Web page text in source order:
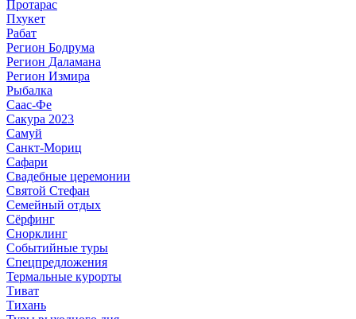
Протарас
Пхукет
Рабат
Регион Бодрума
Регион Даламана
Регион Измира
Рыбалка
Саас-Фе
Сакура 2023
Самуй
Санкт-Мориц
Сафари
Свадебные церемонии
Святой Стефан
Семейный отдых
Сёрфинг
Снорклинг
Событийные туры
Спецпредложения
Термальные курорты
Тиват
Тихань